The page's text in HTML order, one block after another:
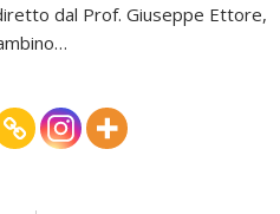
dal Prof. Giuseppe Ettore,